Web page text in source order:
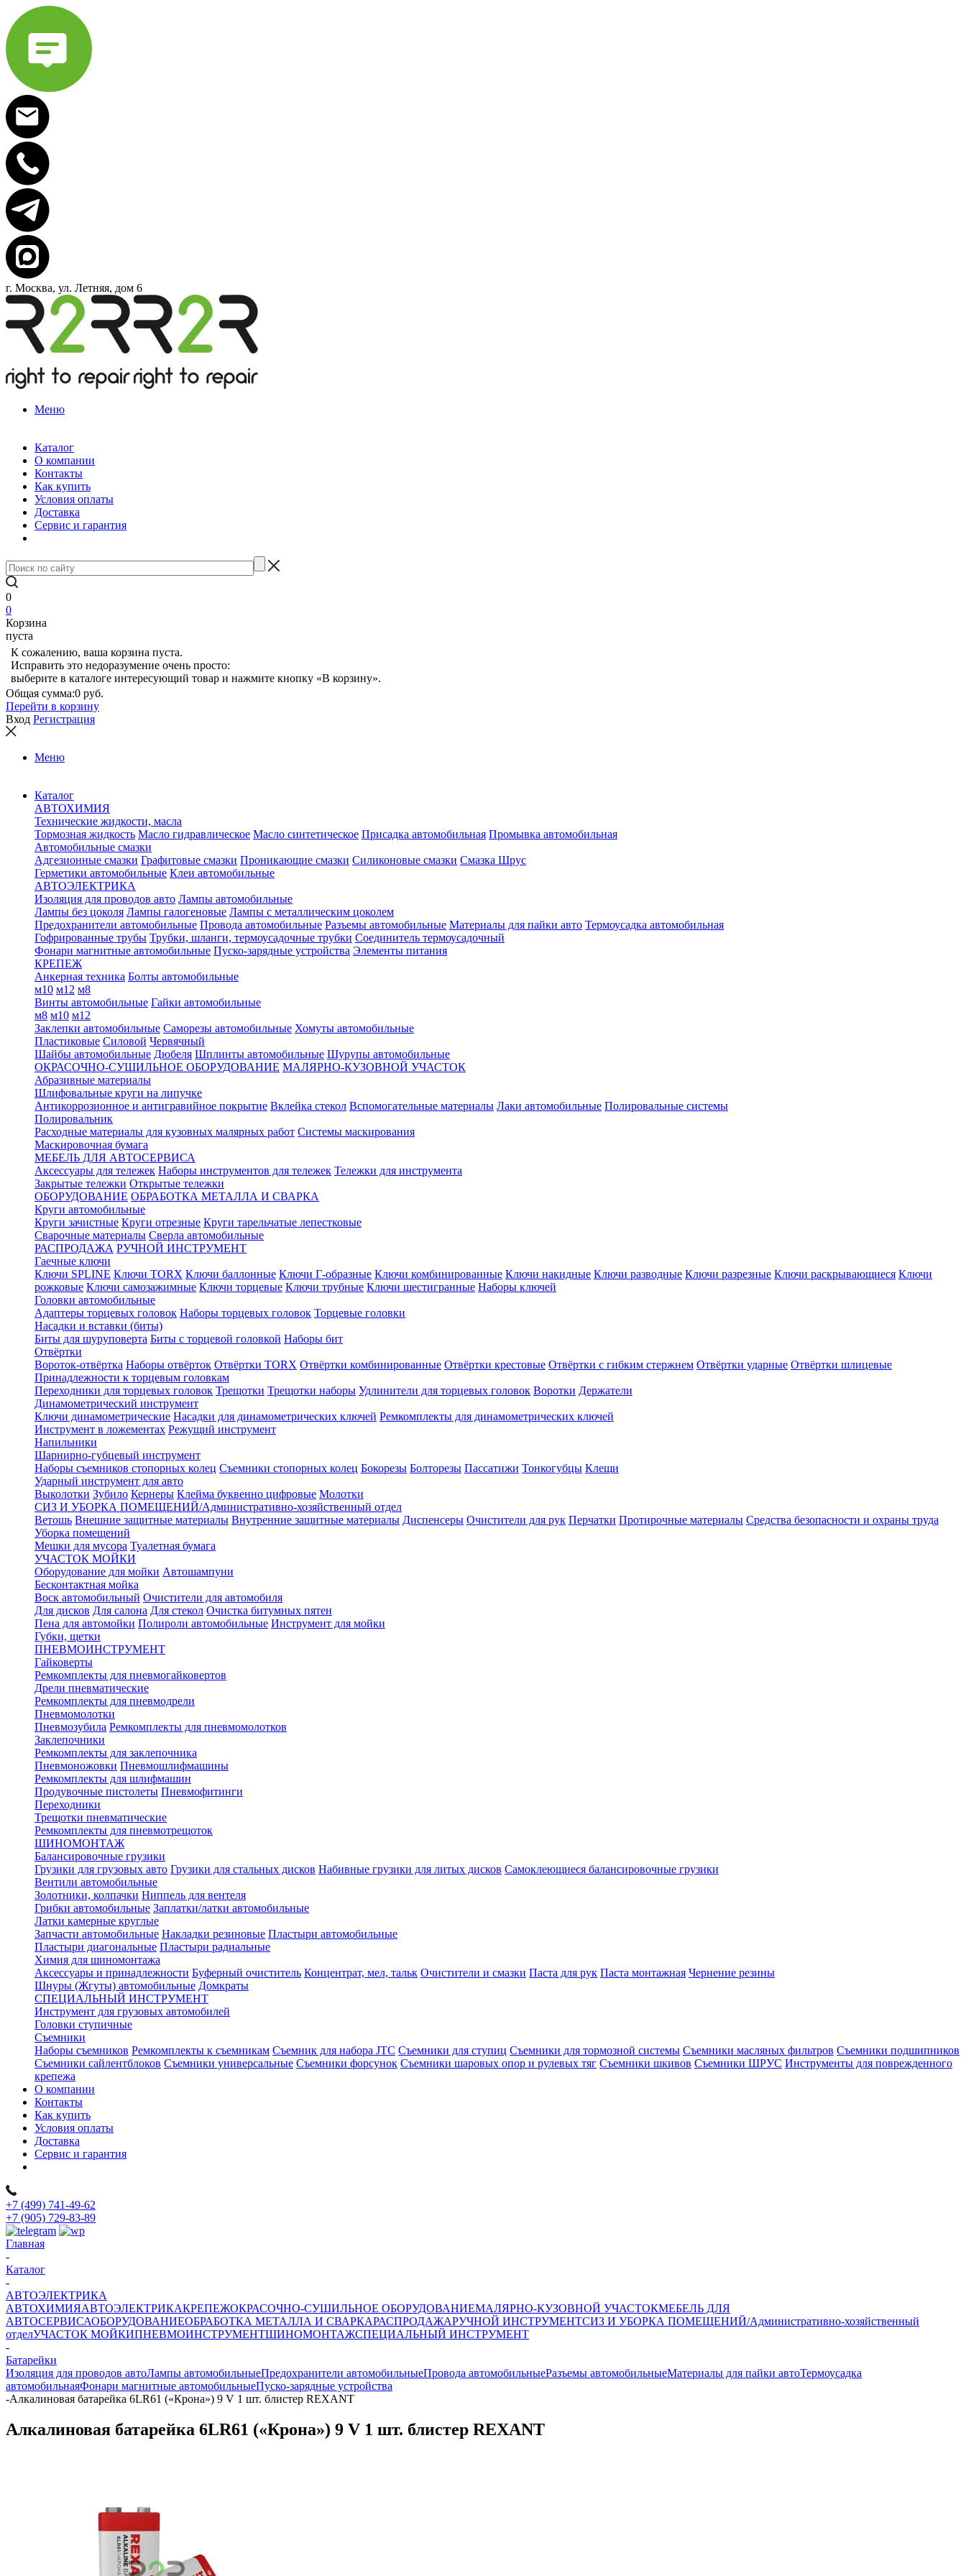
г. Москва, ул. Летняя, дом 6
Меню
Каталог
О компании
Контакты
Как купить
Условия оплаты
Доставка
Сервис и гарантия
0
0
Корзина
пуста
К сожалению, ваша корзина пуста.
Исправить это недоразумение очень просто:
выберите в каталоге интересующий товар и нажмите кнопку «В корзину».
Общая сумма:0 руб.
Перейти в корзину
Вход Регистрация
Меню
Каталог
АВТОХИМИЯ
Технические жидкости, масла
Тормозная жидкость Масло гидравлическое Масло синтетическое Присадка автомобильная Промывка автомобильная
Автомобильные смазки
Адгезионные смазки Графитовые смазки Проникающие смазки Силиконовые смазки Смазка Шрус
Герметики автомобильные Клеи автомобильные
АВТОЭЛЕКТРИКА
Изоляция для проводов авто Лампы автомобильные
Лампы без цоколя Лампы галогеновые Лампы с металлическим цоколем
Предохранители автомобильные Провода автомобильные Разъемы автомобильные Материалы для пайки авто Термоусадка автомобильная
Гофрированные трубы Трубки, шланги, термоусадочные трубки Соединитель термоусадочный
Фонари магнитные автомобильные Пуско-зарядные устройства Элементы питания
КРЕПЕЖ
Анкерная техника Болты автомобильные
м10 м12 м8
Винты автомобильные Гайки автомобильные
м8 м10 м12
Заклепки автомобильные Саморезы автомобильные Хомуты автомобильные
Пластиковые Силовой Червячный
Шайбы автомобильные Дюбеля Шплинты автомобильные Шурупы автомобильные
ОКРАСОЧНО-СУШИЛЬНОЕ ОБОРУДОВАНИЕ МАЛЯРНО-КУЗОВНОЙ УЧАСТОК
Абразивные материалы
Шлифовальные круги на липучке
Антикоррозионное и антигравийное покрытие Вклейка стекол Вспомогательные материалы Лаки автомобильные Полировальные системы
Полировальник
Расходные материалы для кузовных малярных работ Системы маскирования
Маскировочная бумага
МЕБЕЛЬ ДЛЯ АВТОСЕРВИСА
Аксессуары для тележек Наборы инструментов для тележек Тележки для инструмента
Закрытые тележки Открытые тележки
ОБОРУДОВАНИЕ ОБРАБОТКА МЕТАЛЛА И СВАРКА
Круги автомобильные
Круги зачистные Круги отрезные Круги тарельчатые лепестковые
Сварочные материалы Сверла автомобильные
РАСПРОДАЖА РУЧНОЙ ИНСТРУМЕНТ
Гаечные ключи
Ключи SPLINE Ключи TORX Ключи баллонные Ключи Г-образные Ключи комбинированные Ключи накидные Ключи разводные Ключи разрезные Ключи раскрывающиеся Ключи
рожковые Ключи самозажимные Ключи торцевые Ключи трубные Ключи шестигранные Наборы ключей
Головки автомобильные
Адаптеры торцевых головок Наборы торцевых головок Торцевые головки
Насадки и вставки (биты)
Биты для шуруповерта Биты с торцевой головкой Наборы бит
Отвёртки
Вороток-отвёртка Наборы отвёрток Отвёртки TORX Отвёртки комбинированные Отвёртки крестовые Отвёртки с гибким стержнем Отвёртки ударные Отвёртки шлицевые
Принадлежности к торцевым головкам
Переходники для торцевых головок Трещотки Трещотки наборы Удлинители для торцевых головок Воротки Держатели
Динамометрический инструмент
Ключи динамометрические Насадки для динамометрических ключей Ремкомплекты для динамометрических ключей
Инструмент в ложементах Режущий инструмент
Напильники
Шарнирно-губцевый инструмент
Наборы съемников стопорных колец Съемники стопорных колец Бокорезы Болторезы Пассатижи Тонкогубцы Клещи
Ударный инструмент для авто
Выколотки Зубило Кернеры Клейма буквенно цифровые Молотки
СИЗ И УБОРКА ПОМЕЩЕНИЙ/Административно-хозяйственный отдел
Ветошь Внешние защитные материалы Внутренние защитные материалы Диспенсеры Очистители для рук Перчатки Протирочные материалы Средства безопасности и охраны труда
Уборка помещений
Мешки для мусора Туалетная бумага
УЧАСТОК МОЙКИ
Оборудование для мойки Автошампуни
Бесконтактная мойка
Воск автомобильный Очистители для автомобиля
Для дисков Для салона Для стекол Очистка битумных пятен
Пена для автомойки Полироли автомобильные Инструмент для мойки
Губки, щетки
ПНЕВМОИНСТРУМЕНТ
Гайковерты
Ремкомплекты для пневмогайковертов
Дрели пневматические
Ремкомплекты для пневмодрели
Пневмомолотки
Пневмозубила Ремкомплекты для пневмомолотков
Заклепочники
Ремкомплекты для заклепочника
Пневмоножовки Пневмошлифмашины
Ремкомплекты для шлифмашин
Продувочные пистолеты Пневмофитинги
Переходники
Трещотки пневматические
Ремкомплекты для пневмотрещоток
ШИНОМОНТАЖ
Балансировочные грузики
Грузики для грузовых авто Грузики для стальных дисков Набивные грузики для литых дисков Самоклеющиеся балансировочные грузики
Вентили автомобильные
Золотники, колпачки Ниппель для вентеля
Грибки автомобильные Заплатки/латки автомобильные
Латки камерные круглые
Запчасти автомобильные Накладки резиновые Пластыри автомобильные
Пластыри диагональные Пластыри радиальные
Химия для шиномонтажа
Аксессуары и принадлежности Буферный очиститель Концентрат, мел, тальк Очистители и смазки Паста для рук Паста монтажная Чернение резины
Шнуры (Жгуты) автомобильные Домкраты
СПЕЦИАЛЬНЫЙ ИНСТРУМЕНТ
Инструмент для грузовых автомобилей
Головки ступичные
Съемники
Наборы съемников Ремкомплекты к съемникам Съемник для набора JTC Съемники для ступиц Съемники для тормозной системы Съемники масляных фильтров Съемники подшипников
Съемники сайлентблоков Съемники универсальные Съемники форсунок Съемники шаровых опор и рулевых тяг Съемники шкивов Съемники ШРУС Инструменты для поврежденного
крепежа
О компании
Контакты
Как купить
Условия оплаты
Доставка
Сервис и гарантия
+7 (499) 741-49-62
+7 (905) 729-83-89
Главная
-
Каталог
-
АВТОЭЛЕКТРИКА
АВТОХИМИЯАВТОЭЛЕКТРИКАКРЕПЕЖОКРАСОЧНО-СУШИЛЬНОЕ ОБОРУДОВАНИЕМАЛЯРНО-КУЗОВНОЙ УЧАСТОКМЕБЕЛЬ ДЛЯ
АВТОСЕРВИСАОБОРУДОВАНИЕОБРАБОТКА МЕТАЛЛА И СВАРКАРАСПРОДАЖАРУЧНОЙ ИНСТРУМЕНТСИЗ И УБОРКА ПОМЕЩЕНИЙ/Административно-хозяйственный
отделУЧАСТОК МОЙКИПНЕВМОИНСТРУМЕНТШИНОМОНТАЖСПЕЦИАЛЬНЫЙ ИНСТРУМЕНТ
-
Батарейки
Изоляция для проводов автоЛампы автомобильныеПредохранители автомобильныеПровода автомобильныеРазъемы автомобильныеМатериалы для пайки автоТермоусадка
автомобильнаяФонари магнитные автомобильныеПуско-зарядные устройства
-Алкалиновая батарейка 6LR61 («Крона») 9 V 1 шт. блистер REXANT
Алкалиновая батарейка 6LR61 («Крона») 9 V 1 шт. блистер REXANT